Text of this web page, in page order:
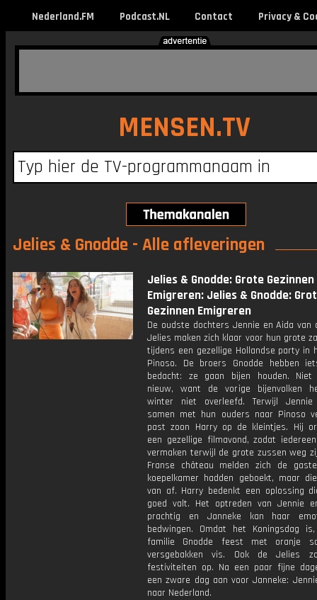
Nederland.FM Podcast.NL Contact Privacy &
MENSEN.TV
Jelies & Gnodde - Alle afleveringen
Jelies & Gnodde: Grote Gezinnen
Emigreren: Jelies & Gnodde:
Gezinnen Emigreren
De oudste dochters Jennie en Aida van
Jelies maken zich klaar voor hun grote
tijdens een gezellige Hollandse party in
Pinoso. De broers Gnodde hebben
bedacht: ze gaan bijen houden. Niet
nieuw, want de vorige bijenvolken
winter niet overleefd. Terwijl
samen met hun ouders naar Pinoso
past zoon Harry op de kleintjes. Hij
een gezellige filmavond, zodat
vermaken terwijl de grote zussen weg
Franse château melden zich de
koepelkamer hadden geboekt, maar
van af. Harry bedenkt een oplossing
goed valt. Het optreden van Jennie
prachtig en Janneke kan haar
bedwingen. Omdat het Koningsdag
familie Gnodde feest met oranje
versgebakken vis. Ook de Jelies
festiviteiten op. Na een paar fijne
een zware dag aan voor Janneke:
naar Nederland.